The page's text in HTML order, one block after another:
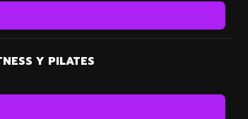
Y PILATES